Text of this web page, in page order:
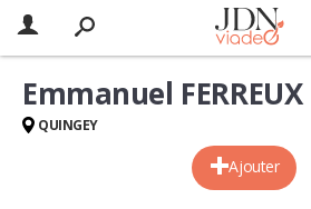
Ajouter
Emmanuel FERREUX
QUINGEY